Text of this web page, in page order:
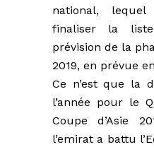
national,
finaliser la
prévision de la
2019, en prévue
Ce n’est que la
l’année pour le
Coupe d’Asie
l’emirat a battu